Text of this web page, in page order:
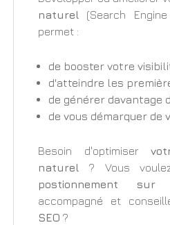
naturel (Search
permet :
de booster votre
d'atteindre les
de générer davantage
de vous démarquer de
Besoin d'optimiser
naturel ? Vous
postionnement sur
accompagné et
SEO ?